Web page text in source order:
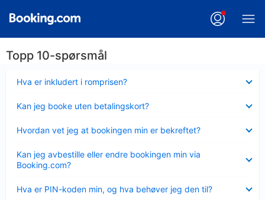
Topp 10-spørsmål
Hva er inkludert i romprisen?
mindre
Kan jeg booke uten betalingskort?
mindre
Hvordan vet jeg at bookingen min er bekreftet?
mindre
Kan jeg avbestille eller endre bookingen min via
Booking.com?
mindre
Hva er PIN-koden min, og hva behøver jeg den til?
mindre